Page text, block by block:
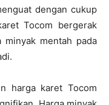
dengan cukup
Tocom bergerak
minyak mentah pada
harga karet Tocom